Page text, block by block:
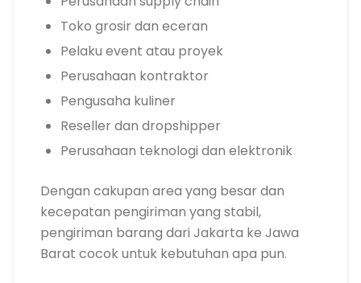
Toko grosir dan eceran
Pelaku event atau proyek
Perusahaan kontraktor
Pengusaha kuliner
Reseller dan dropshipper
Perusahaan teknologi dan elektronik
Dengan cakupan area yang besar dan
kecepatan pengiriman yang stabil,
pengiriman barang dari Jakarta ke Jawa
Barat cocok untuk kebutuhan apa pun.